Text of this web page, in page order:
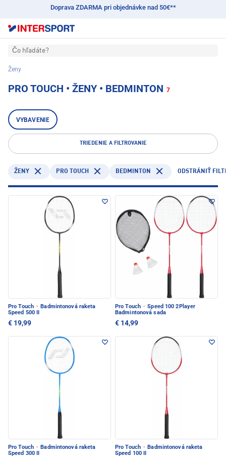
Doprava ZDARMA pri objednávke nad 50€**
Čo hľadáte?
Ženy
PRO TOUCH • ŽENY • BEDMINTON 7
VYBAVENIE
TRIEDENIE A FILTROVANIE
ŽENY PRO TOUCH BEDMINTON ODSTRÁNIŤ
Pro Touch · Badmintonová raketa
Speed 500 II
€ 19,99
Pro Touch · Speed 100 2Player
Badmintonová sada
€ 14,99
Pro Touch · Badmintonová raketa
Speed 300 II
Pro Touch · Badmintonová raketa
Speed 100 II